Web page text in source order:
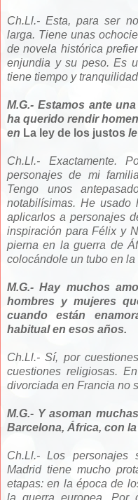
Ch.Ll.- Esta, para ser
larga. Tiene unas
de novela histórica
enjundia y su peso. Es
tiene tiempo y
M.G.- Estamos ante
ha querido rendir
en La ley de los justos
Ch.Ll.- Exactamente.
personajes de mi
Tengo unos
notabilísimas. He usado
aplicarlos a personajes
inspiración para Félix y
pierna en la guerra de
colocándole un tubo en la
M.G.- Hay muchos
hombres y mujeres
cuando están
habitual en esos años.
Ch.Ll.- Sí, por
cuestiones religiosas.
divorciada en Francia no
M.G.- Y asoman
Barcelona, África, con
Ch.Ll.- Los
Madrid tiene mucho
etapas: en la época de